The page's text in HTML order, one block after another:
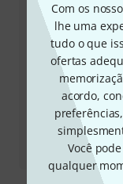
Com os
lhe uma
tudo o que
ofertas
acordo,
Você
qualquer
Solicitar
Outras
Devolver
Todos os